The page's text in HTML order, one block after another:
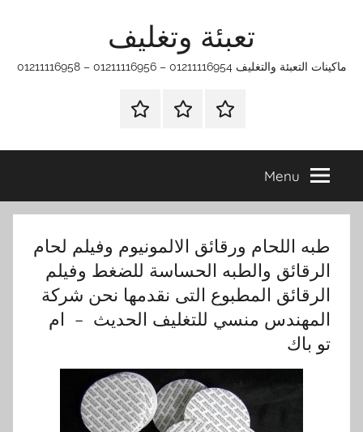
تعبئة وتغليف
ماكينات التعبئة والتغليف 01211116954 – 01211116956 – 01211116958
الرئيسيةماكينات
وتغليف
اتـصـل
في
التي
Menu
طبه اللحام ورقائق الالمونيوم وفيلم لحام
الرقائق والطبه الحساسة للضغط وفيلم
الرقائق المطبوع التى نقدمها نحن شركة
المهندس منسي للتغليف الحديث – ام
تو باك